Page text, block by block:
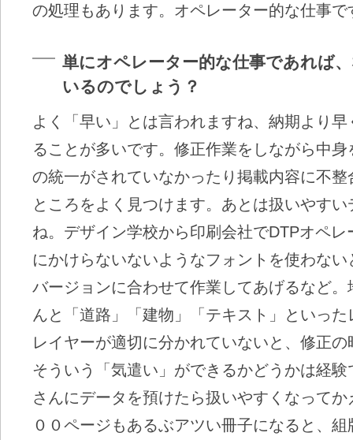
の処理もあります。オペレーター的な仕事で
単にオペレーター的な仕事であれば
いるのでしょう？
よく「早い」とは言われますね、納期より
ることが多いです。修正作業をしながら中
の統一がされていなかったり掲載内容に不
ところをよく見つけます。あとは扱いやす
ね。デザイン学校から印刷会社でDTPオペ
にかけらないないようなフォントを使わな
バージョンに合わせて作業してあげるなど
んと「道路」「建物」「テキスト」といっ
レイヤーが適切に分かれていないと、修正
そういう「気遣い」ができるかどうかは経
さんにデータを預けたら扱いやすくなって
００ページもあるぶアツい冊子になると、